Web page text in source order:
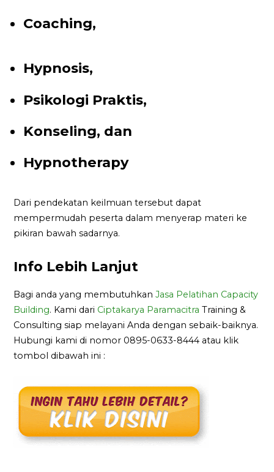
Coaching,
Hypnosis,
Psikologi Praktis,
Konseling, dan
Hypnotherapy
Dari pendekatan keilmuan tersebut dapat
mempermudah peserta dalam menyerap materi ke
pikiran bawah sadarnya.
Info Lebih Lanjut
Bagi anda yang membutuhkanJasa Pelatihan Capacity
Building. Kami dari Ciptakarya Paramacitra Training &
Consulting siap melayani Anda dengan sebaik-baiknya.
Hubungi kami di nomor 0895-0633-8444 atau klik
tombol dibawah ini :